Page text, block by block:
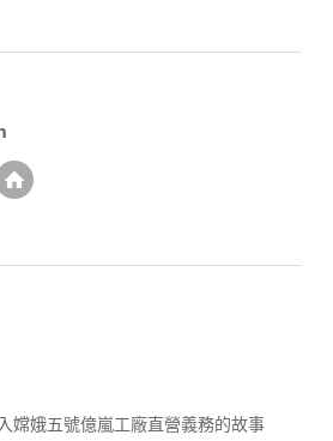
嫦娥五號億嵐工廠直營義務的故事